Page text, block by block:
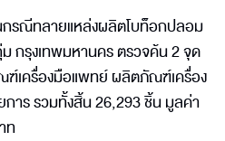
รณีทลายแหล่งผลิตโบท็อกปลอม
กรุงเทพมหานคร ตรวจค้น 2 จุด
เครื่องมือแพทย์ ผลิตภัณฑ์เครื่อง
การ รวมทั้งสิ้น 26,293 ชิ้น มูลค่า
ท